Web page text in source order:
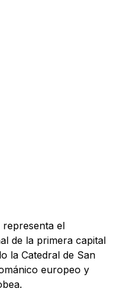
representa el
de la primera capital
la Catedral de San
europeo y